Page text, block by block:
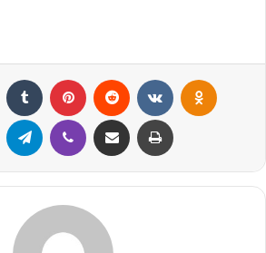
Linkedin Tumblr Pinterest Reddit
WhatsAppTelegram Viber Compartilhar via e-mail Imprimir